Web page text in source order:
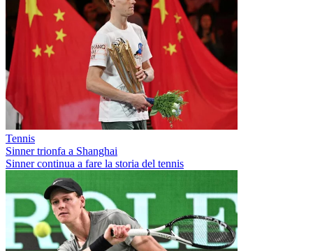
Tennis
Sinner trionfa a Shanghai
Sinner continua a fare la storia del tennis